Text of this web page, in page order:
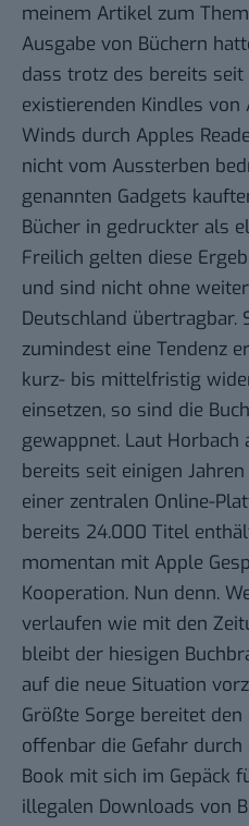
meinem Artikel zum
Ausgabe von Büchern
dass trotz des bereits seit
existierenden Kindles von
Winds durch Apples
nicht vom Aussterben
genannten Gadgets
Bücher in gedruckter als
Freilich gelten diese
und sind nicht ohne
Deutschland übertragbar.
zumindest eine Tendenz
kurz- bis mittelfristig
einsetzen, so sind die
gewappnet. Laut
bereits seit einigen
einer zentralen Online-
bereits 24.000 Titel
momentan mit Apple
Kooperation. Nun denn.
verlaufen wie mit den
bleibt der hiesigen
auf die neue Situation
Größte Sorge bereitet
offenbar die Gefahr
Book mit sich im Gepäck
illegalen Downloads von